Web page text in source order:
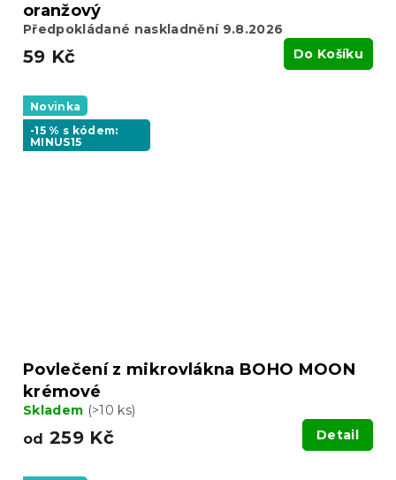
oranžový
Předpokládané naskladnění 9.8.2026
59 Kč Do Košíku
Novinka
-15 % s kódem:
MINUS15
Povlečení z mikrovlákna BOHO MOON
krémové
Skladem (>10 ks)
od 259 Kč Detail